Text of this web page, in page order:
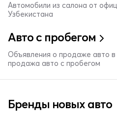
Автомобили из салона от
Узбекистана
Авто с пробегом
Объявления о продаже авто в
продажа авто с пробегом
Бренды новых авто